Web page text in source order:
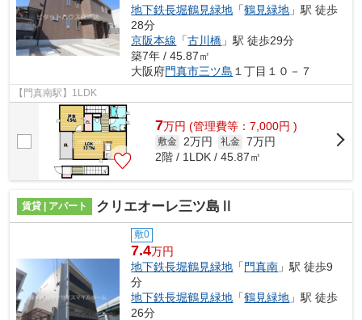
地下鉄長堀鶴見緑地 「鶴見緑地 」駅 徒歩
28分
京阪本線 「古川橋 」駅 徒歩29分
築7年 / 45.87㎡
大阪府門真市三ツ島 １丁目１０－７
【門真南駅】1LDK
7万円 (管理費等：7,000円 )
敷金 2万円 礼金 7万円
2階 / 1LDK / 45.87㎡
賃貸 | アパート クリエオーレ三ツ島Ⅱ
敷0
7.4万円
地下鉄長堀鶴見緑地 「 門真南 」駅 徒歩9
分
地下鉄長堀鶴見緑地 「鶴見緑地 」駅 徒歩
26分